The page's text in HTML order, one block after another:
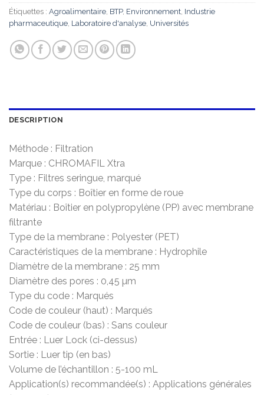
Étiquettes : Agroalimentaire BTP, Environnement Industrie
pharmaceutique Laboratoire d'analyse Universités
DESCRIPTION
Méthode : Filtration
Marque : CHROMAFIL Xtra
Type : Filtres seringue, marqué
Type du corps : Boîtier en forme de roue
Matériau : Boîtier en polypropylène (PP) avec membrane
filtrante
Type de la membrane : Polyester (PET)
Caractéristiques de la membrane : Hydrophile
Diamètre de la membrane : 25 mm
Diamètre des pores : 0,45 µm
Type du code : Marqués
Code de couleur (haut) : Marqués
Code de couleur (bas) : Sans couleur
Entrée : Luer Lock (ci-dessus)
Sortie : Luer tip (en bas)
Volume de l’échantillon : 5-100 mL
Application(s) recommandée(s) : Applications générales